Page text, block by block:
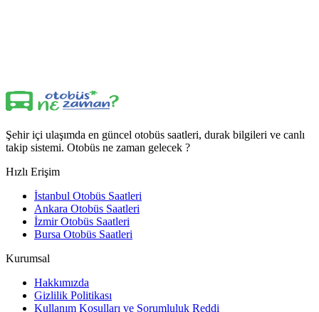
Şehir içi ulaşımda en güncel otobüs saatleri, durak bilgileri ve canlı
takip sistemi. Otobüs ne zaman gelecek ?
Hızlı Erişim
İstanbul Otobüs Saatleri
Ankara Otobüs Saatleri
İzmir Otobüs Saatleri
Bursa Otobüs Saatleri
Kurumsal
Hakkımızda
Gizlilik Politikası
Kullanım Koşulları ve Sorumluluk Reddi